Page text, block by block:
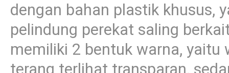
dengan bahan plastik khusus,
pelindung perekat saling
memiliki 2 bentuk warna, yaitu
terang terlihat transparan,